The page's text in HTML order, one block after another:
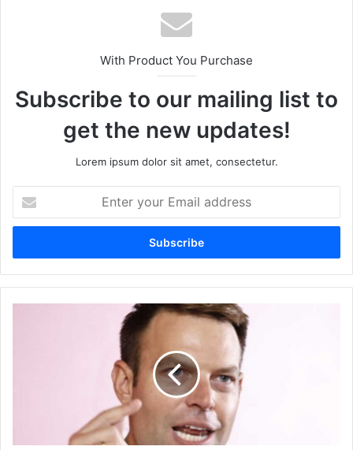
With Product You Purchase
Subscribe to our mailing list to
get the new updates!
Lorem ipsum dolor sit amet, consectetur.
your
Email